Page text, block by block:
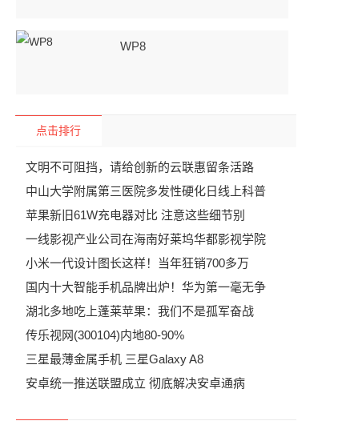
WP8
点击排行
文明不可阻挡，请给创新的云联惠留条活路
中山大学附属第三医院多发性硬化日线上科普
苹果新旧61W充电器对比 注意这些细节别
一线影视产业公司在海南好莱坞华都影视学院
小米一代设计图长这样！当年狂销700多万
国内十大智能手机品牌出炉！华为第一毫无争
湖北多地吃上蓬莱苹果：我们不是孤军奋战
传乐视网(300104)内地80-90%
三星最薄金属手机 三星Galaxy A8
安卓统一推送联盟成立 彻底解决安卓通病